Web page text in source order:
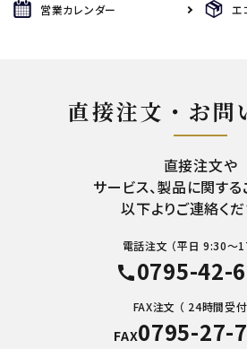
営業カレンダー エ
直接注文・お問
直接注文や
サービス、製品に関する
以下よりご連絡くだ
電話注文 （平日 9:30～
call0795-42-
FAX注文 （ 24時間受付
FAX0795-27-